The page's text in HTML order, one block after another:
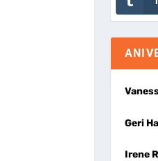
Geri
Irene